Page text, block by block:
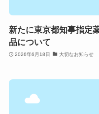
新たに東京都知事指定
品について
2026年6月18日 大切なお知らせ